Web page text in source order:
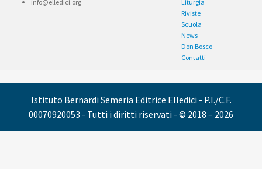
info@elledici.org
Liturgia
Riviste
Scuola
News
Don Bosco
Contatti
Istituto Bernardi Semeria Editrice Elledici - P.I./C.F.
00070920053 - Tutti i diritti riservati - © 2018 – 2026